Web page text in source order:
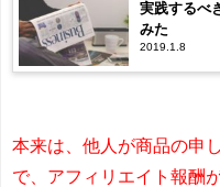
実践するべ
みた
2019.1.8
本来は、他人が商品の申
で、アフィリエイト報酬